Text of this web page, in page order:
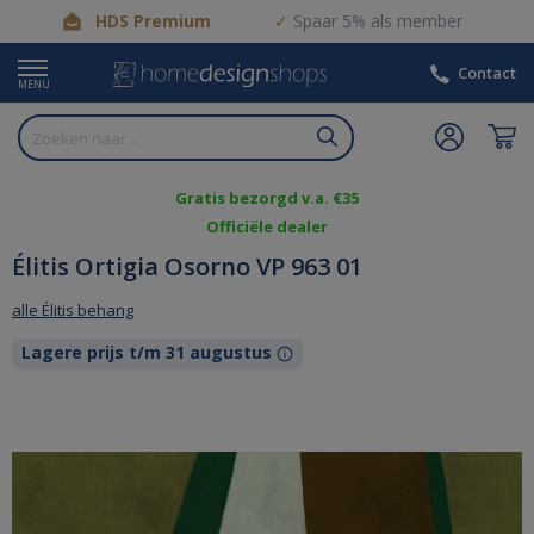
HDS Premium Spaar 5% als member
MENU
Contact
Gratis bezorgd v.a. €35
Officiële dealer
Élitis Ortigia Osorno VP 963 01
alle Élitis behang
Lagere prijs t/m 31 augustus